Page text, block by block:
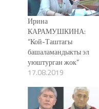
Ирина
КАРАМУШКИНА:
“Кой-Таштагы
башаламандыкты эл
уюштурган жок”
17.08.2019